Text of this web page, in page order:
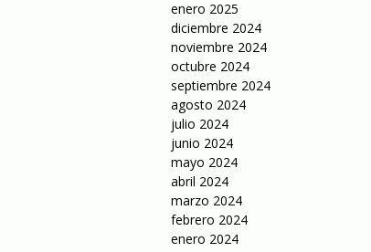
enero 2025
diciembre 2024
noviembre 2024
octubre 2024
septiembre 2024
agosto 2024
julio 2024
junio 2024
mayo 2024
abril 2024
marzo 2024
febrero 2024
enero 2024